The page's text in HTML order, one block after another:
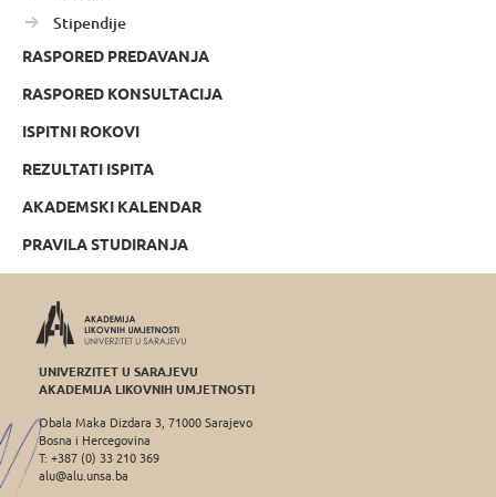
Stipendije
RASPORED PREDAVANJA
RASPORED KONSULTACIJA
ISPITNI ROKOVI
REZULTATI ISPITA
AKADEMSKI KALENDAR
PRAVILA STUDIRANJA
UNIVERZITET U SARAJEVU
AKADEMIJA LIKOVNIH UMJETNOSTI
Obala Maka Dizdara 3, 71000 Sarajevo
Bosna i Hercegovina
T: +387 (0) 33 210 369
alu@alu.unsa.ba